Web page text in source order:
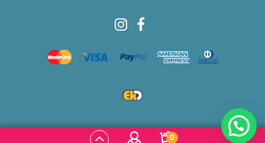
0
© All rights reserved to Shop4kids